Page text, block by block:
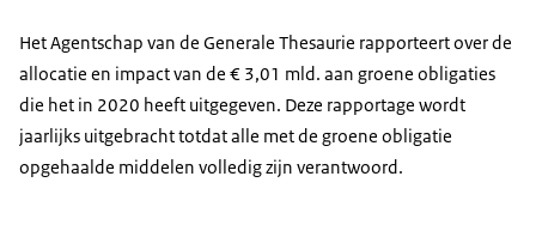
Het Agentschap van de Generale Thesaurie rapporteert over de
allocatie en impact van de € 3,01 mld. aan groene obligaties
die het in 2020 heeft uitgegeven. Deze rapportage wordt
jaarlijks uitgebracht totdat alle met de groene obligatie
opgehaalde middelen volledig zijn verantwoord.